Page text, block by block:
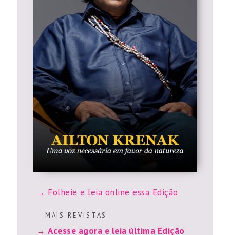
Folheie e leia online essa Edição
M A I S R E V I S T A S
Acesse agora e leia última Edição